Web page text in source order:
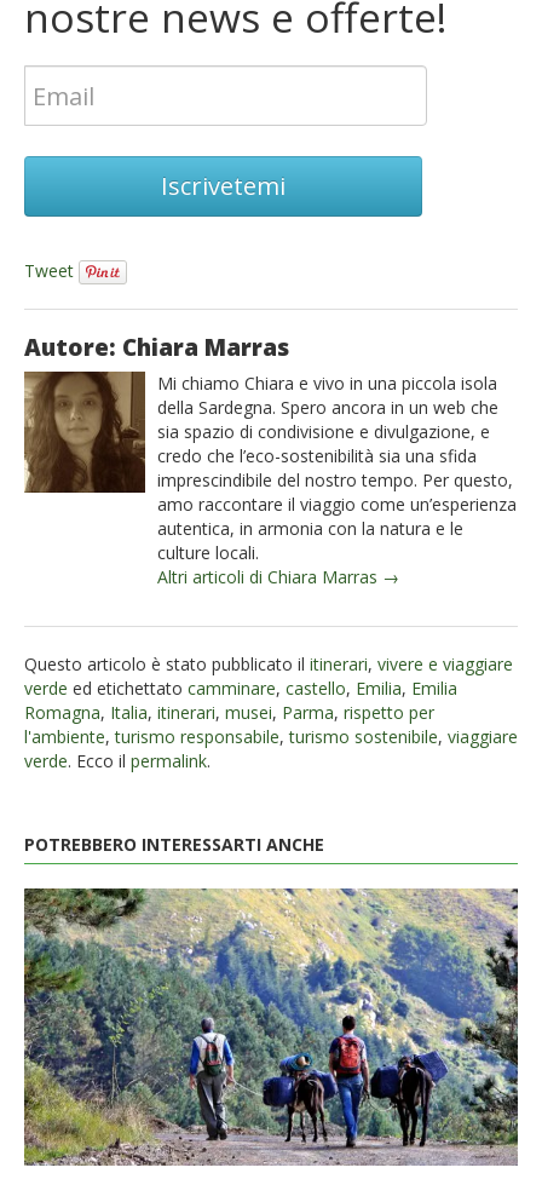
nostre news e offerte!
Iscrivetemi
Tweet
Autore: Chiara Marras
Mi chiamo Chiara e vivo in una piccola isola
della Sardegna. Spero ancora in un web che
sia spazio di condivisione e divulgazione, e
credo che l’eco-sostenibilità sia una sfida
imprescindibile del nostro tempo. Per questo,
amo raccontare il viaggio come un’esperienza
autentica, in armonia con la natura e le
culture locali.
Altri articoli di Chiara Marras →
Questo articolo è stato pubblicato il itinerari, vivere e viaggiare
verde ed etichettato camminare, castello, Emilia, Emilia
Romagna, Italia, itinerari, musei, Parma, rispetto per
l'ambiente,turismo responsabile,turismo sostenibile, viaggiare
verde. Ecco il permalink.
POTREBBERO INTERESSARTI ANCHE